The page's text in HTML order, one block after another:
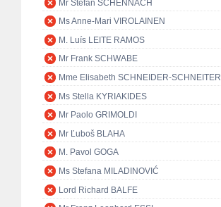
Mr Stefan SCHENNACH
Ms Anne-Mari VIROLAINEN
M. Luís LEITE RAMOS
Mr Frank SCHWABE
Mme Elisabeth SCHNEIDER-SCHNEITER
Ms Stella KYRIAKIDES
Mr Paolo GRIMOLDI
Mr Ľuboš BLAHA
M. Pavol GOGA
Ms Stefana MILADINOVIĆ
Lord Richard BALFE